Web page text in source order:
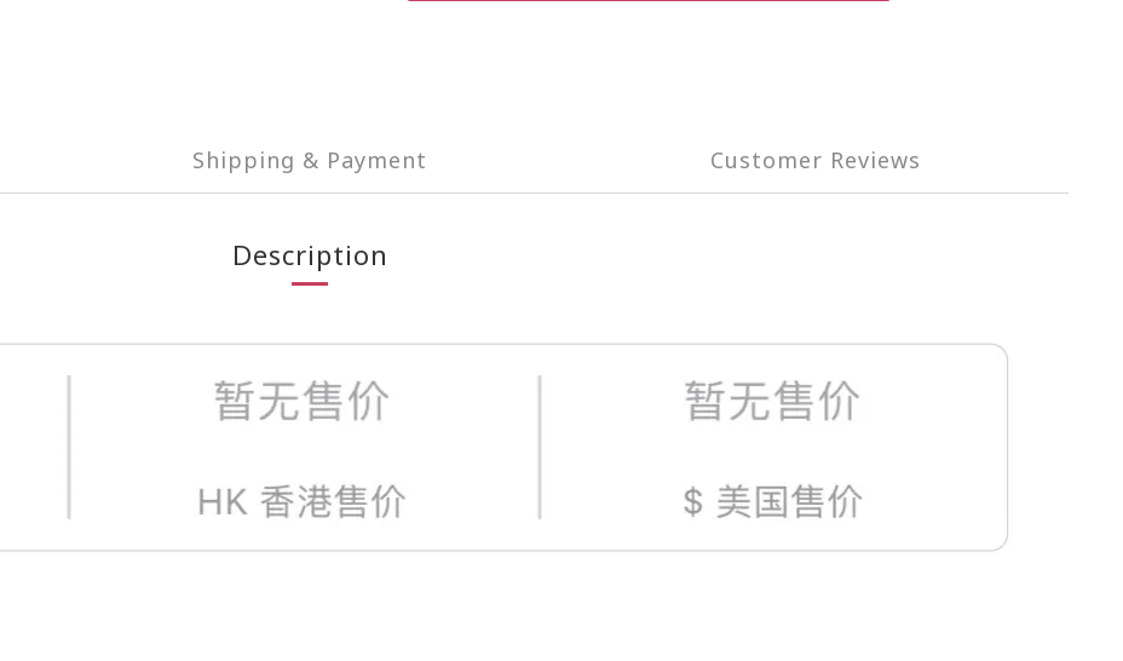
Shipping & Payment Customer Reviews
Description